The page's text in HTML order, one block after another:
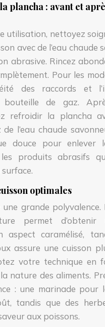
plancha : avant et
utilisation, nettoyez
avec de l’eau chaude
abrasive. Rincez
Pour les
des raccords et
de gaz.
refroidir la plancha
l’eau chaude
douce pour enlever
les produits abrasifs
surface.
optimales
grande polyvalence.
permet d’obtenir
caramélisé,
assure une cuisson
votre technique en
nature des aliments.
: une marinade pour
tandis que des
aux poissons.